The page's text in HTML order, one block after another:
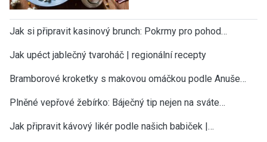
Jak si připravit kasinový brunch: Pokrmy pro pohod…
Jak upéct jablečný tvaroháč | regionální recepty
Bramborové kroketky s makovou omáčkou podle Anuše…
Plněné vepřové žebírko: Báječný tip nejen na sváte…
Jak připravit kávový likér podle našich babiček |…